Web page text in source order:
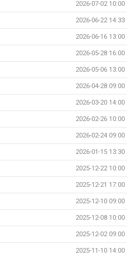
2026-07-02 10:00
2026-06-22 14:33
2026-06-16 13:00
2026-05-28 16:00
2026-05-06 13:00
2026-04-28 09:00
2026-03-20 14:00
2026-02-26 10:00
2026-02-24 09:00
2026-01-15 13:30
2025-12-22 10:00
2025-12-21 17:00
2025-12-10 09:00
2025-12-08 10:00
2025-12-02 09:00
2025-11-10 14:00